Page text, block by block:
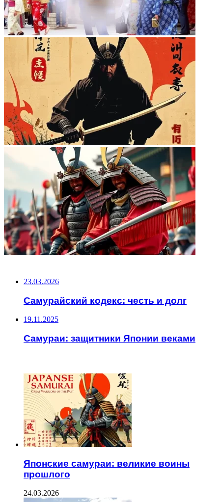
23.03.2026
Самурайский кодекс: честь и долг
19.11.2025
Самураи: защитники Японии веками
Японские самураи: великие воины
прошлого
24.03.2026